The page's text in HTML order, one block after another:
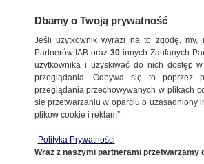
METEO
PROGNOZA
To niezbyt dobra wiadomość
Dbamy o Twoją prywatność
Jeśli użytkownik wyrazi na to zgodę,
Partnerów IAB oraz30 innych Zaufanych
użytkownika i uzyskiwać do nich dostęp
przeglądania. Odbywa się to poprzez
przeglądania przechowywanych w plikach
się przetwarzaniu w oparciu o uzasadniony
plików cookie i reklam”.
Polityka Prywatności
Wraz z naszymi partnerami przetwarzamy